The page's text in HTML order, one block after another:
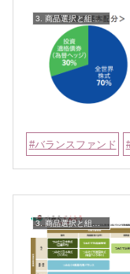
3. 商品選択と組み合わせ
バランスファンド
3. 商品選択と組み合わせ